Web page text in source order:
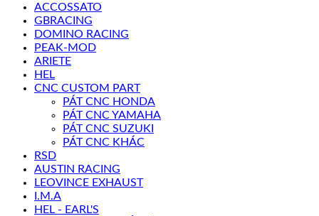
ACCOSSATO
GBRACING
DOMINO RACING
PEAK-MOD
ARIETE
HEL
CNC CUSTOM PART
PÁT CNC HONDA
PÁT CNC YAMAHA
PÁT CNC SUZUKI
PÁT CNC KHÁC
RSD
AUSTIN RACING
LEOVINCE EXHAUST
I.M.A
HEL - EARL'S